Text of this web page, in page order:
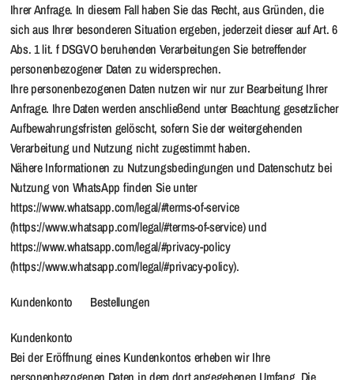
Ihrer Anfrage. In diesem Fall haben Sie das Recht, aus Gründen, die
sich aus Ihrer besonderen Situation ergeben, jederzeit dieser auf Art. 6
Abs. 1 lit. f DSGVO beruhenden Verarbeitungen Sie betreffender
personenbezogener Daten zu widersprechen.
Ihre personenbezogenen Daten nutzen wir nur zur Bearbeitung Ihrer
Anfrage. Ihre Daten werden anschließend unter Beachtung gesetzlicher
Aufbewahrungsfristen gelöscht, sofern Sie der weitergehenden
Verarbeitung und Nutzung nicht zugestimmt haben.
Nähere Informationen zu Nutzungsbedingungen und Datenschutz bei
Nutzung von WhatsApp finden Sie unter
https://www.whatsapp.com/legal/#terms-of-service
(https://www.whatsapp.com/legal/#terms-of-service) und
https://www.whatsapp.com/legal/#privacy-policy
(https://www.whatsapp.com/legal/#privacy-policy).
Kundenkonto Bestellungen
Kundenkonto
Bei der Eröffnung eines Kundenkontos erheben wir Ihre